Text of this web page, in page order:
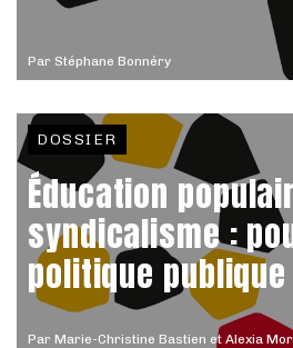
Par Stéphane Bonnéry
Par Marie-Christine Bastien et Alexia
DOSSIER
Éducation
syndicalisme :
politique publique